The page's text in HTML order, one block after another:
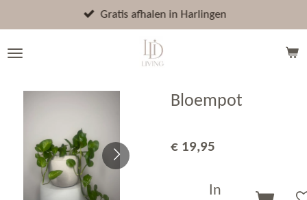
direct
naar
Gratis afhalen in Harlingen
Bloempot
€ 19,95
In